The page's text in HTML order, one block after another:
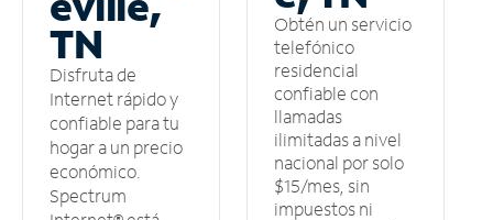
TN
Disfruta de
Internet rápido y
confiable para tu
hogar a un precio
económico.
Spectrum
Obtén un servicio
telefónico
residencial
confiable con
llamadas
ilimitadas a nivel
nacional por solo
$15/mes, sin
impuestos ni